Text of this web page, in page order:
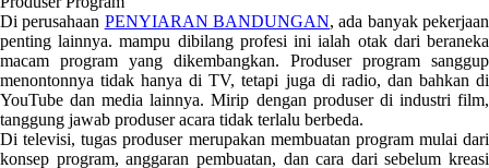
Di perusahaan PENYIARAN BANDUNGAN, ada banyak pekerjaan
penting lainnya. mampu dibilang profesi ini ialah otak dari beraneka
macam program yang dikembangkan. Produser program sanggup
menontonnya tidak hanya di TV, tetapi juga di radio, dan bahkan di
YouTube dan media lainnya. Mirip dengan produser di industri film,
tanggung jawab produser acara tidak terlalu berbeda.
Di televisi, tugas produser merupakan membuatan program mulai dari
konsep program, anggaran pembuatan, dan cara dari sebelum kreasi